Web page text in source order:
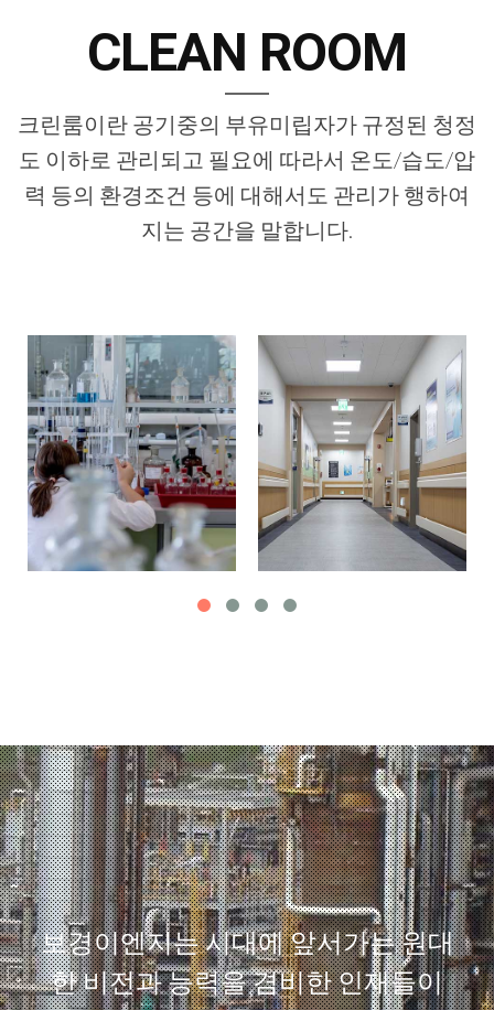
CLEAN ROOM
크린룸이란 공기중의 부유미립자가 규정된 청정
도 이하로 관리되고 필요에 따라서 온도/습도/압
력 등의 환경조건 등에 대해서도 관리가 행하여
지는 공간을 말합니다.
보경이엔지는 시대에 앞서가는 원대
한 비전과 능력을 겸비한 인재들이